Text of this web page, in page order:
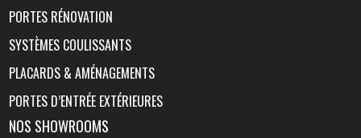
PORTES RÉNOVATION
SYSTÈMES COULISSANTS
PLACARDS & AMÉNAGEMENTS
PORTES D’ENTRÉE EXTÉRIEURES
NOS SHOWROOMS